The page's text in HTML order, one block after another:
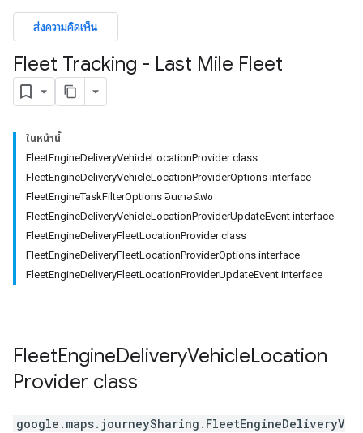
ส่งความคิดเห็น
Fleet Tracking - Last Mile Fleet
ในหน้านี้
FleetEngineDeliveryVehicleLocationProvider class
FleetEngineDeliveryVehicleLocationProviderOptions interface
FleetEngineTaskFilterOptions อินเทอร์เฟซ
FleetEngineDeliveryVehicleLocationProviderUpdateEvent interface
FleetEngineDeliveryFleetLocationProvider class
FleetEngineDeliveryFleetLocationProviderOptions interface
FleetEngineDeliveryFleetLocationProviderUpdateEvent interface
FleetEngineDeliveryVehicleLocation
Provider class
google.maps.journeySharing . FleetEngineDeliveryV